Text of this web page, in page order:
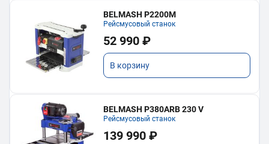
BELMASH P2200M
Рейсмусовый станок
52 990 ₽
В корзину
BELMASH P380ARB 230 V
Рейсмусовый станок
139 990 ₽